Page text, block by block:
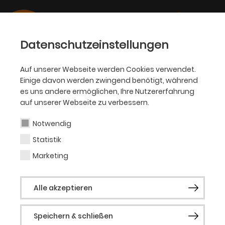
Datenschutzeinstellungen
Auf unserer Webseite werden Cookies verwendet.
Einige davon werden zwingend benötigt, während
es uns andere ermöglichen, Ihre Nutzererfahrung
auf unserer Webseite zu verbessern.
Notwendig
Statistik
Marketing
Alle akzeptieren
Speichern & schließen
OPER
We DO Opera! –
OpernKids
Von 8 bis 15 Jahren
Im Nachwuchsclub vonWe DO Opera!
bekommen Kinder die Möglichkeit, singend und
schauspielend die Bühne zu erobern. Unter
professioneller Anleitung und unterstützt von